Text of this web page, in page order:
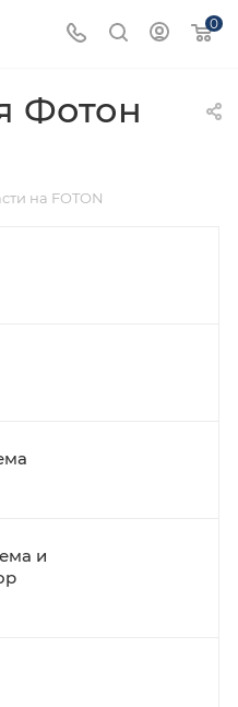
0
Фотон
на FOTON
и